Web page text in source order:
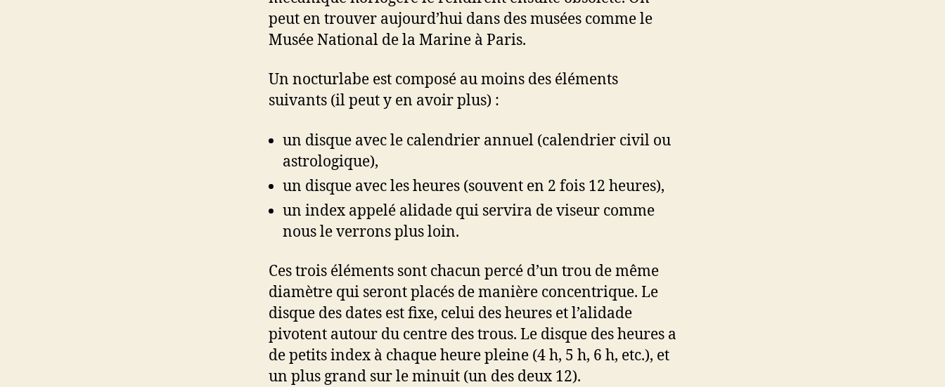
peut en trouver aujourd’hui dans des musées comme le
Musée National de la Marine à Paris.
Un nocturlabe est composé au moins des éléments
suivants (il peut y en avoir plus) :
un disque avec le calendrier annuel (calendrier civil ou
astrologique),
un disque avec les heures (souvent en 2 fois 12 heures),
un index appelé alidade qui servira de viseur comme
nous le verrons plus loin.
Ces trois éléments sont chacun percé d’un trou de même
diamètre qui seront placés de manière concentrique. Le
disque des dates est fixe, celui des heures et l’alidade
pivotent autour du centre des trous. Le disque des heures a
de petits index à chaque heure pleine (4 h, 5 h, 6 h, etc.), et
un plus grand sur le minuit (un des deux 12).